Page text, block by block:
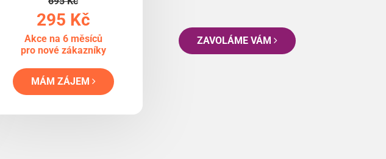
295 Kč
Akce na 6 měsíců
pro nové zákazníky
MÁM ZÁJEM
ZAVOLÁME VÁM